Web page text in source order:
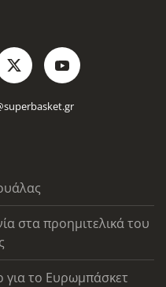
στα προημιτελικά του
για το Ευρωμπάσκετ